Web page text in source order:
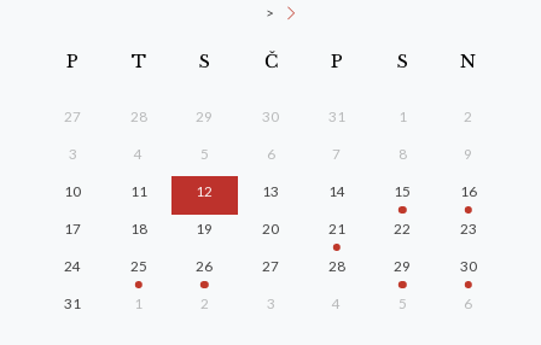
>
P T S Č P S N
27 28 29 30 31 1 2
3 4 5 6 7 8 9
10 11 12 13 14 15 16
17 18 19 20 21 22 23
24 25 26 27 28 29 30
31 1 2 3 4 5 6